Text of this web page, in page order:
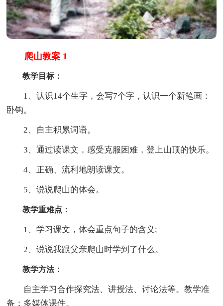
爬山教案 1
教学目标：
1、认识14个生字，会写7个字，认识一个新笔画：
卧钩。
2、自主积累词语。
3、通过读课文，感受克服困难，登上山顶的快乐。
4、正确、流利地朗读课文。
5、说说爬山的体会。
教学重难点：
1、学习课文，体会重点句子的含义;
2、说说我跟父亲爬山时学到了什么。
教学方法：
自主学习合作探究法、讲授法、讨论法等。教学准
备：多媒体课件。